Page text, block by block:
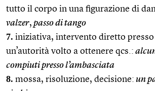
tutto il corpo in una figurazione di
valzer, passo di tango
7. iniziativa, intervento diretto presso
un’autorità volto a ottenere qcs.:
compiuti presso l’ambasciata
8. mossa, risoluzione, decisione: un